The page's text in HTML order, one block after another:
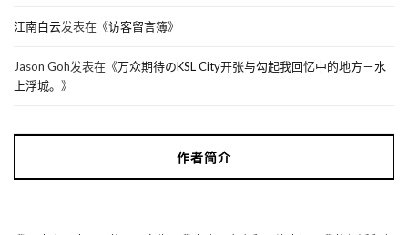
江南白云发表在《访客留言簿》
Jason Goh发表在《万众期待のKSL City开张与勾起我回忆中的地方－水
上浮城。 》
作者简介